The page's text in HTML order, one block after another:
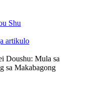
Shu
artikulo
Doushu: Mula sa
sa Makabagong